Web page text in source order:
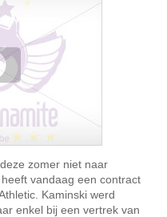
zomer niet naar
vandaag een contract
Kaminski werd
enkel bij een vertrek van